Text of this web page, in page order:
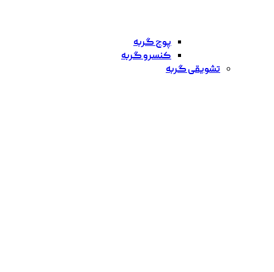
پوچ گربه
کنسرو گربه
تشویقی گربه